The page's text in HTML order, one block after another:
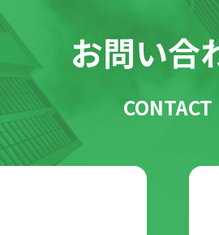
お問い合
CONTACT